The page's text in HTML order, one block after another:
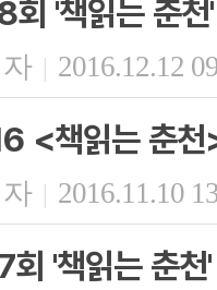
'책읽는 춘천'
| 2016.12.12
<책읽는 춘천
| 2016.11.10
'책읽는 춘천'